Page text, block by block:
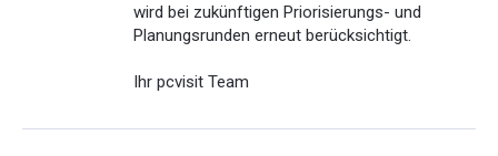
wird bei zukünftigen Priorisierungs- und
Planungsrunden erneut berücksichtigt.
Ihr pcvisit Team